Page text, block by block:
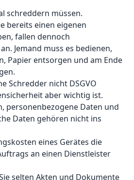
schreddern müssen.
bereits einen eigenen
fallen dennoch
Jemand muss es bedienen,
Papier entsorgen und am Ende
Schredder nicht DSGVO
aber wichtig ist.
personenbezogene Daten und
Daten gehören nicht ins
eines Gerätes die
an einen Dienstleister
selten Akten und Dokumente